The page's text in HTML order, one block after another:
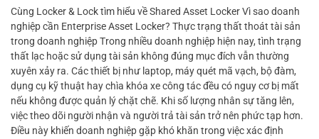
Cùng Locker & Lock tìm hiểu về Shared Asset Locker Vì sao doanh
nghiệp cần Enterprise Asset Locker? Thực trạng thất thoát tài sản
trong doanh nghiệp Trong nhiều doanh nghiệp hiện nay, tình trạng
thất lạc hoặc sử dụng tài sản không đúng mục đích vẫn thường
xuyên xảy ra. Các thiết bị như laptop, máy quét mã vạch, bộ đàm,
dụng cụ kỹ thuật hay chìa khóa xe công tác đều có nguy cơ bị mất
nếu không được quản lý chặt chẽ. Khi số lượng nhân sự tăng lên,
việc theo dõi người nhận và người trả tài sản trở nên phức tạp hơn.
Điều này khiến doanh nghiệp gặp khó khăn trong việc xác định